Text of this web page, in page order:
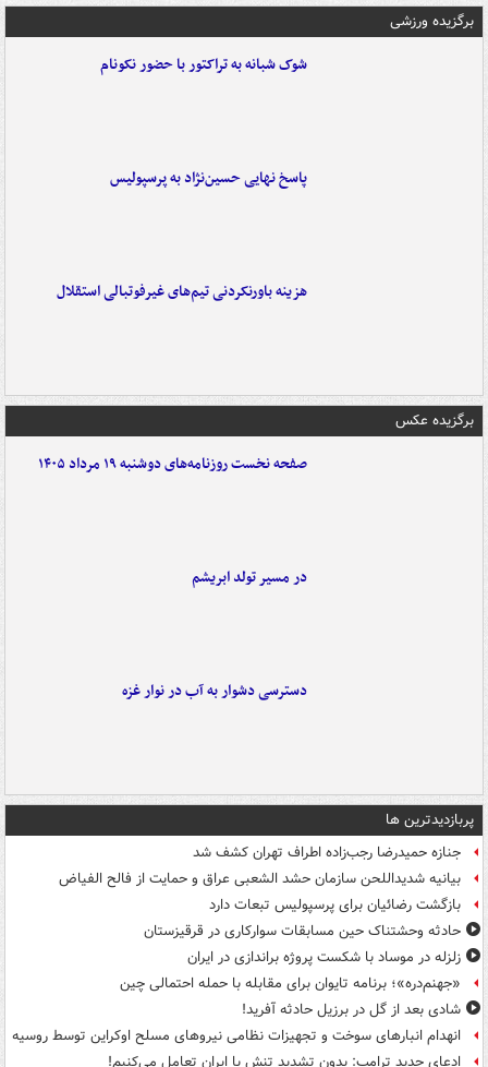
برگزیده ورزشی
شوک شبانه به تراکتور با حضور نکونام
پاسخ نهایی حسین‌نژاد به پرسپولیس
هزینه باورنکردنی تیم‌های غیرفوتبالی استقلال
برگزیده عکس
صفحه نخست روزنامه‌های دوشنبه ۱۹ مرداد ۱۴۰۵
در مسیر تولد ابریشم
دسترسی دشوار به آب در نوار غزه
پربازدیدترین ها
جنازه حمیدرضا رجب‌زاده اطراف تهران کشف شد
بیانیه شدیداللحن سازمان حشد الشعبی عراق و حمایت از فالح الفیاض
بازگشت رضائیان برای پرسپولیس تبعات دارد
حادثه وحشتناک حین مسابقات سوارکاری در قرقیزستان
زلزله در موساد با شکست پروژه براندازی در ایران
«جهنم‌دره»؛ برنامه تایوان برای مقابله با حمله احتمالی چین
شادی بعد از گل در برزیل حادثه آفرید!
انهدام انبارهای سوخت و تجهیزات نظامی نیروهای مسلح اوکراین توسط روسیه
ادعای جدید ترامپ: بدون تشدید تنش با ایران تعامل می‌کنیم!